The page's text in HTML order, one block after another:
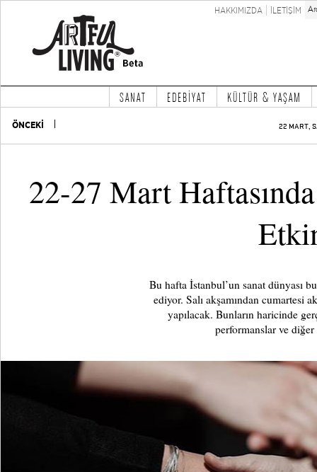
HAKKIMIZDA İLETİŞİM
SANAT EDEBİYAT KÜLTÜR & YAŞAM
ÖNCEKİ 22 MART,
22-27 Mart
Bu hafta İstanbul’un sanat dünyası
ediyor. Salı akşamından cumartesi
yapılacak. Bunların haricinde
performanslar ve